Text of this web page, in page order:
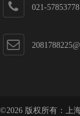
021-57853778
©2026 版权所有：上